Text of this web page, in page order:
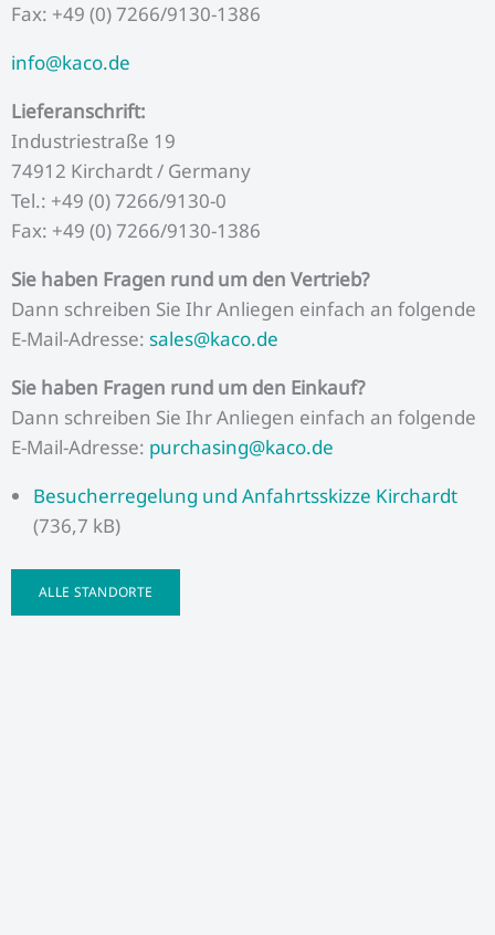
Fax: +49 (0) 7266/9130-1386
info@kaco.de
Lieferanschrift:
Industriestraße 19
74912 Kirchardt / Germany
Tel.: +49 (0) 7266/9130-0
Fax: +49 (0) 7266/9130-1386
Sie haben Fragen rund um den Vertrieb?
Dann schreiben Sie Ihr Anliegen einfach an folgende
E-Mail-Adresse: sales@kaco.de
Sie haben Fragen rund um den Einkauf?
Dann schreiben Sie Ihr Anliegen einfach an folgende
E-Mail-Adresse: purchasing@kaco.de
Besucherregelung und Anfahrtsskizze Kirchardt
(736,7 kB)
ALLE STANDORTE